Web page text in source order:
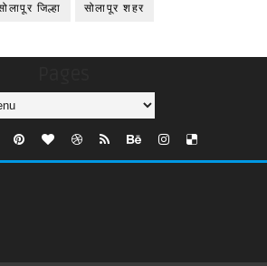
जिल्हा सोलापूर शहर